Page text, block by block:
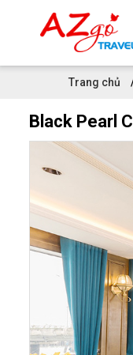
Trang chủ
Black Pearl